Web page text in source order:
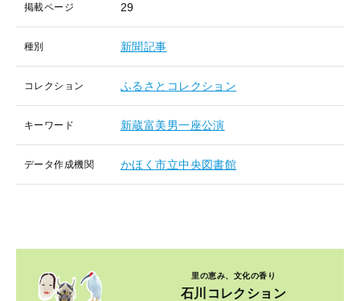
掲載ページ 29
種別 新聞記事
コレクション ふるさとコレクション
キーワード 新蔵富美男一座公演
データ作成機関 かほく市立中央図書館
里の恵み、文化の香り
石川コレクション